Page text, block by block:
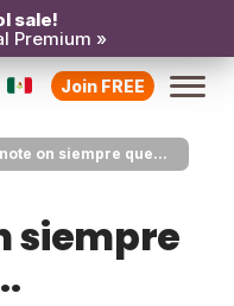
sale!
Premium »
Join FREE
on siempre que...
siempre